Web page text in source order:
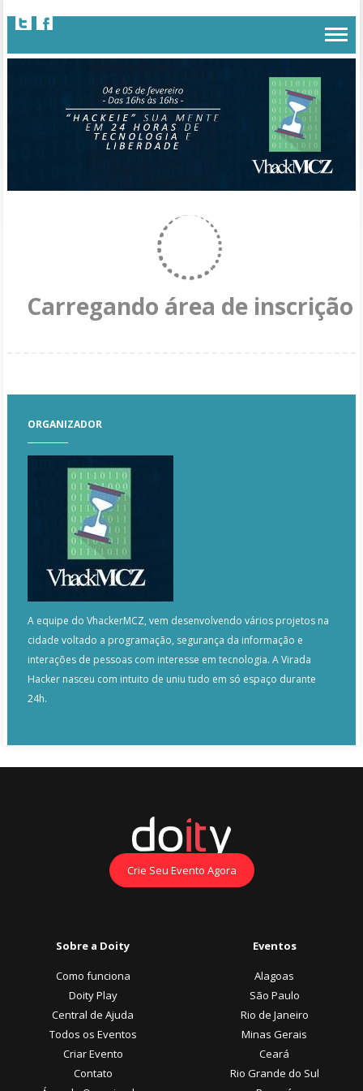
Carregando área de inscrição
ORGANIZADOR
A equipe do VhackerMCZ, vem desenvolvendo vários projetos na
cidade voltado a programação, segurança da informação e
interações de pessoas com interesse em tecnologia. A Virada
Hacker nasceu com intuito de uniu tudo em só espaço durante
24h.
Crie Seu Evento Agora
Sobre a Doity
Como funciona
Doity Play
Central de Ajuda
Todos os Eventos
Criar Evento
Contato
Eventos
Alagoas
São Paulo
Rio de Janeiro
Minas Gerais
Ceará
Rio Grande do Sul